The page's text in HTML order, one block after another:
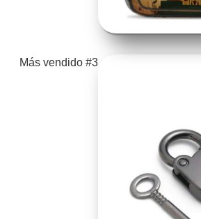
Más vendido #3